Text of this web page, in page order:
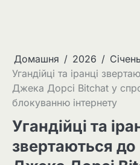
Домашня 2026 Січень
Угандійці та іранці
Джека Дорсі Bitchat у
блокуванню інтернету
Угандійці та
звертаються